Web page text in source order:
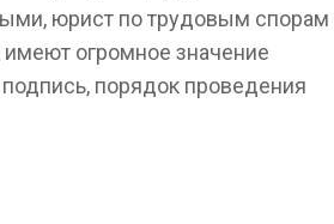
юрист по трудовым спорам
огромное значение
порядок проведения